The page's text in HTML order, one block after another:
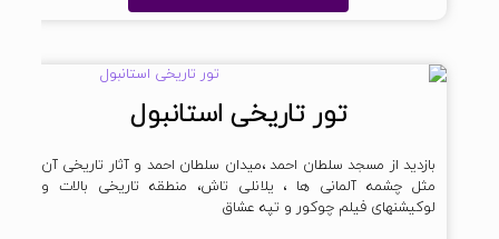
تور تاریخی استانبول
بازدید از مسجد سلطان احمد ،میدان سلطان احمد و آثار تاریخی آن
مثل چشمه آلمانی ها ، یلانلی تاش، منطقه تاریخی بالات و
لوکیشنهای فیلم چوکور و تپه عشاق